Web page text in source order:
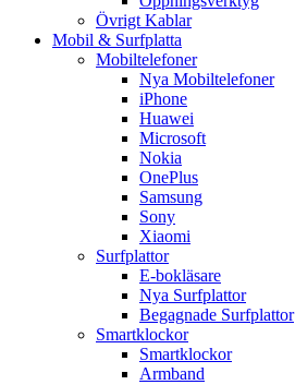
Övrigt Kablar
Mobil & Surfplatta
Mobiltelefoner
Nya Mobiltelefoner
iPhone
Huawei
Microsoft
Nokia
OnePlus
Samsung
Sony
Xiaomi
Surfplattor
E-bokläsare
Nya Surfplattor
Begagnade Surfplattor
Smartklockor
Smartklockor
Armband